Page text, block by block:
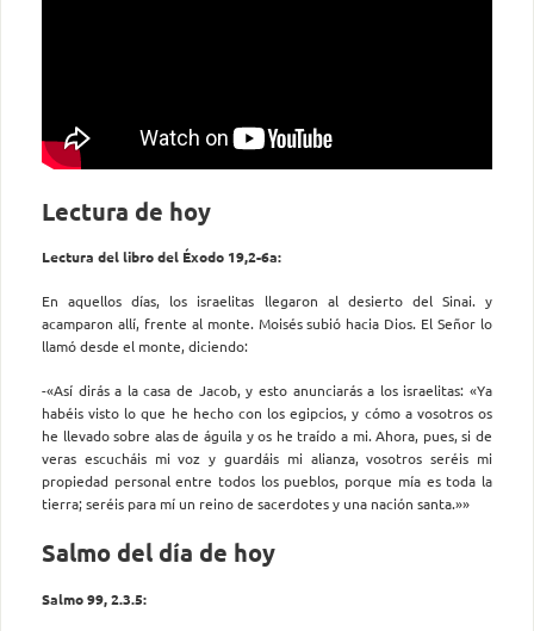
Lectura de hoy
Lectura del libro del Éxodo 19,2-6a:
En aquellos días, los israelitas llegaron al desierto del Sinai. y
acamparon allí, frente al monte. Moisés subió hacia Dios. El Señor lo
llamó desde el monte, diciendo:
-«Así dirás a la casa de Jacob, y esto anunciarás a los israelitas: «Ya
habéis visto lo que he hecho con los egipcios, y cómo a vosotros os
he llevado sobre alas de águila y os he traído a mi. Ahora, pues, si de
veras escucháis mi voz y guardáis mi alianza, vosotros seréis mi
propiedad personal entre todos los pueblos, porque mía es toda la
tierra; seréis para mí un reino de sacerdotes y una nación santa.»»
Salmo del día de hoy
Salmo 99, 2.3.5: